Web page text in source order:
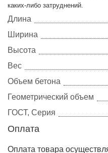
каких-либо затруднений.
Длина
Ширина
Высота
Вес
Объем бетона
Геометрический объем
ГОСТ, Серия
Оплата
Оплата товара